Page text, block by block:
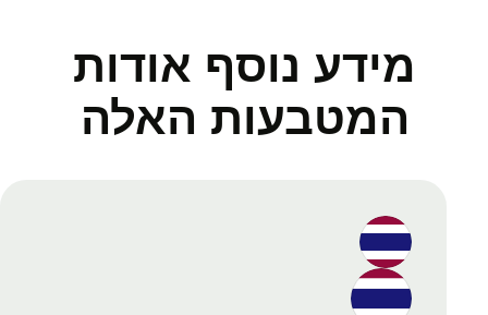
מידע נוסף אודות
המטבעות האלה